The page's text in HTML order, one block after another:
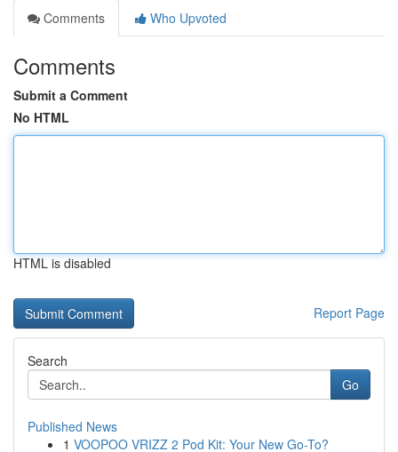
Comments
Who Upvoted
Comments
Submit a Comment
No HTML
HTML is disabled
Report Page
Search
Go
Published News
1 VOOPOO VRIZZ 2 Pod Kit: Your New Go-To?